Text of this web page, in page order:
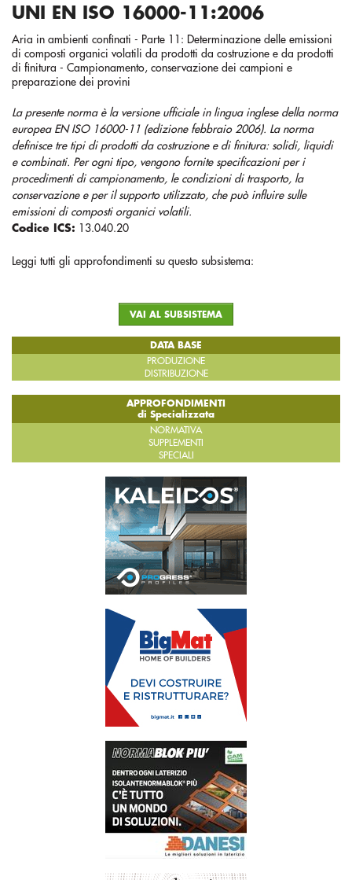
UNI EN ISO 16000-11:2006
Aria in ambienti confinati - Parte 11: Determinazione delle emissioni
di composti organici volatili da prodotti da costruzione e da prodotti
di finitura - Campionamento, conservazione dei campioni e
preparazione dei provini
La presente norma è la versione ufficiale in lingua inglese della norma
europea EN ISO 16000-11 (edizione febbraio 2006). La norma
definisce tre tipi di prodotti da costruzione e di finitura: solidi, liquidi
e combinati. Per ogni tipo, vengono fornite specificazioni per i
procedimenti di campionamento, le condizioni di trasporto, la
conservazione e per il supporto utilizzato, che può influire sulle
emissioni di composti organici volatili.
Codice ICS: 13.040.20
Leggi tutti gli approfondimenti su questo subsistema:
VAI AL SUBSISTEMA
DATA BASE
PRODUZIONE
DISTRIBUZIONE
APPROFONDIMENTI
di Specializzata
NORMATIVA
SUPPLEMENTI
SPECIALI